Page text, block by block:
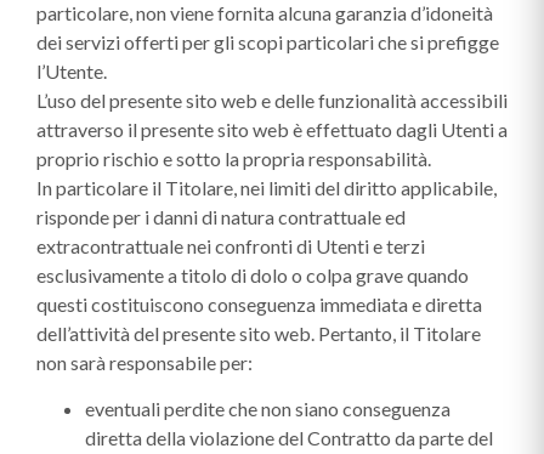
particolare, non viene fornita alcuna garanzia d’idoneità
dei servizi offerti per gli scopi particolari che si prefigge
l’Utente.
L’uso del presente sito web e delle funzionalità accessibili
attraverso il presente sito web è effettuato dagli Utenti a
proprio rischio e sotto la propria responsabilità.
In particolare il Titolare, nei limiti del diritto applicabile,
risponde per i danni di natura contrattuale ed
extracontrattuale nei confronti di Utenti e terzi
esclusivamente a titolo di dolo o colpa grave quando
questi costituiscono conseguenza immediata e diretta
dell’attività del presente sito web. Pertanto, il Titolare
non sarà responsabile per:
eventuali perdite che non siano conseguenza
diretta della violazione del Contratto da parte del